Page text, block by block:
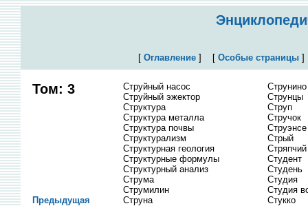
[ Оглавление] [ Особые страницы
Том: 3
Струйный насос
Струйный эжектор
Структура
Структура металла
Структура почвы
Структурализм
Структурная геология
Структурные формулы
Структурный анализ
Струма
Струмилин
Струна
Струнино
Струнцы
Струп
Стручок
Струэнсе
Стрый
Стряпчий
Студент
Студень
Студия
Студия
Стукко
Предыдущая